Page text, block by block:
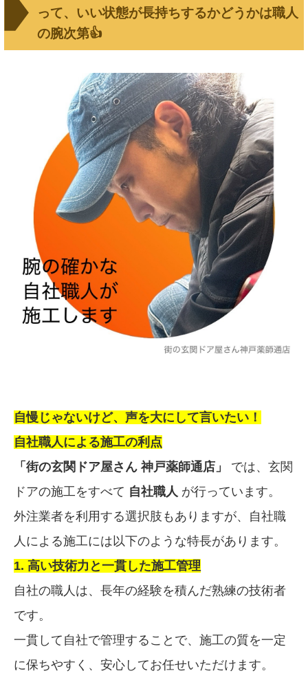
って、いい状態が長持ちするかどうかは職人
の腕次第👍
自慢じゃないけど、声を大にして言いたい！
自社職人による施工の利点
「街の玄関ドア屋さん 神戸薬師通店」
では、玄関
ドアの施工をすべて 自社職人 が行っています。
外注業者を利用する選択肢もありますが、自社職
人による施工には以下のような特長があります。
1. 高い技術力と一貫した施工管理
自社の職人は、長年の経験を積んだ熟練の技術者
です。
一貫して自社で管理することで、施工の質を一定
に保ちやすく、安心してお任せいただけます。